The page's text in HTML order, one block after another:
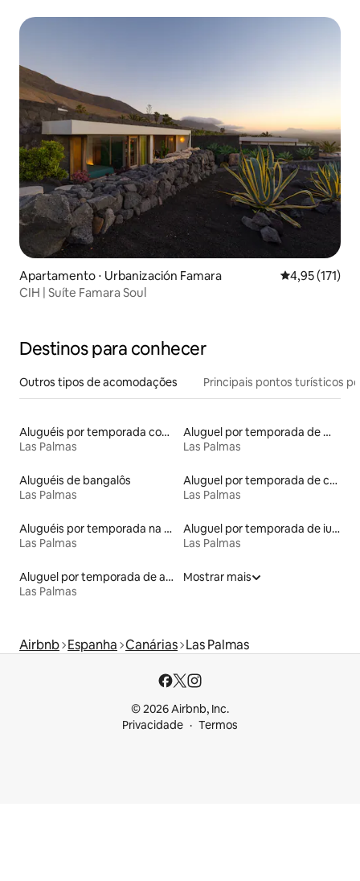
Apartamento ⋅ Urbanización Famara 4,95 de uma
4,95 (171)
CIH | Suíte Famara Soul
Destinos para conhecer
Outros tipos de acomodações Principais pontos turísticos
Aluguéis por temporada com sauna
Las Palmas
Aluguel por temporada de microcasas
Las Palmas
Aluguéis de bangalôs
Las Palmas
Aluguel por temporada de casas na terra
Las Palmas
Aluguéis por temporada na orla
Las Palmas
Aluguel por temporada de iurtas
Las Palmas
Aluguel por temporada de apart-hotéis
Las Palmas
Mostrar mais
Airbnb Espanha Canárias Las Palmas
© 2026 Airbnb, Inc.
Privacidade
Termos